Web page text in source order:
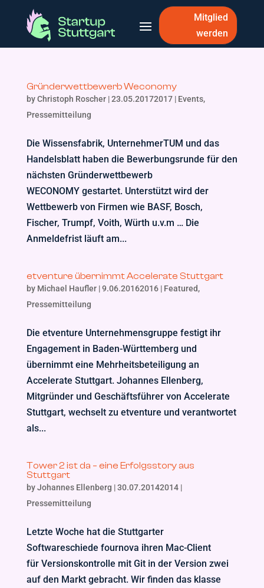
Mitglied
werden
Gründerwettbewerb Weconomy
byChristoph Roscher|23.05.20172017| Events,
Pressemitteilung
Die Wissensfabrik, UnternehmerTUM und das
Handelsblatt haben die Bewerbungsrunde für den
nächsten Gründerwettbewerb
WECONOMY gestartet. Unterstützt wird der
Wettbewerb von Firmen wie BASF, Bosch,
Fischer, Trumpf, Voith, Würth u.v.m … Die
Anmeldefrist läuft am...
etventure übernimmt Accelerate Stuttgart
by Michael Haufler|9.06.20162016| Featured,
Pressemitteilung
Die etventure Unternehmensgruppe festigt ihr
Engagement in Baden-Württemberg und
übernimmt eine Mehrheitsbeteiligung an
Accelerate Stuttgart. Johannes Ellenberg,
Mitgründer und Geschäftsführer von Accelerate
Stuttgart, wechselt zu etventure und verantwortet
als...
Tower 2 ist da – eine Erfolgsstory aus
Stuttgart
byJohannes Ellenberg |30.07.20142014|
Pressemitteilung
Letzte Woche hat die Stuttgarter
Softwareschiede fournova ihren Mac-Client
für Versionskontrolle mit Git in der Version zwei
auf den Markt gebracht. Wir finden das klasse